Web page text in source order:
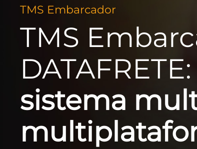
TMS Embarcador
TMS
DATAFRETE:
sistema